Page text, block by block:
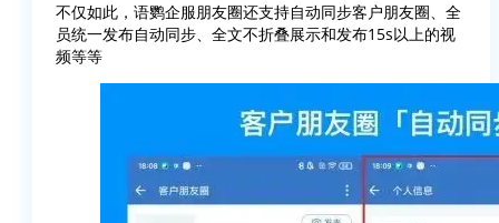
不仅如此，语鹦企服朋友圈还支持自动同步客户朋友圈、全
员统一发布自动同步、全文不折叠展示和发布15s以上的视
频等等